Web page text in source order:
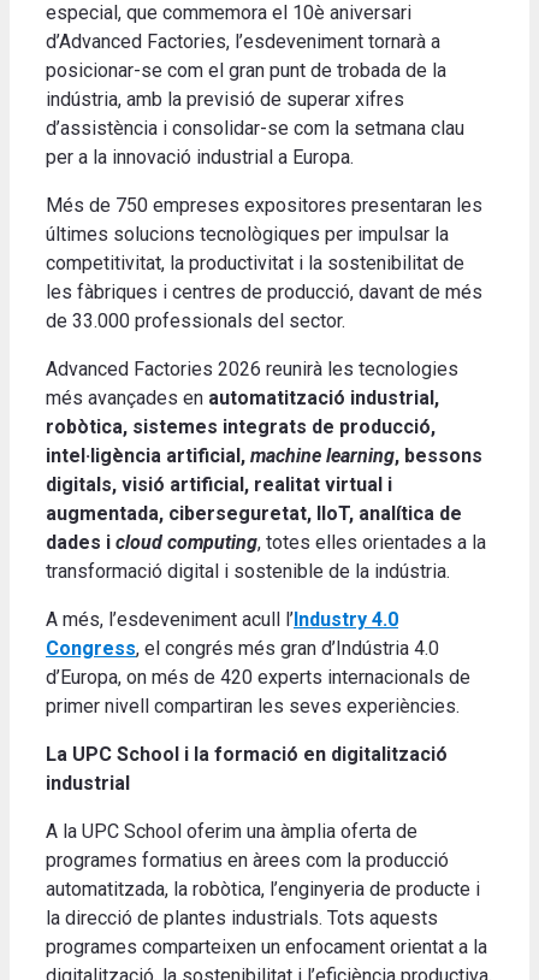
especial, que commemora el 10è aniversari
d’Advanced Factories, l’esdeveniment tornarà a
posicionar-se com el gran punt de trobada de la
indústria, amb la previsió de superar xifres
d’assistència i consolidar-se com la setmana clau
per a la innovació industrial a Europa.
Més de 750 empreses expositores presentaran les
últimes solucions tecnològiques per impulsar la
competitivitat, la productivitat i la sostenibilitat de
les fàbriques i centres de producció, davant de més
de 33.000 professionals del sector.
Advanced Factories 2026 reunirà les tecnologies
més avançades en automatització industrial,
robòtica, sistemes integrats de producció,
intel·ligència artificial, machine learning, bessons
digitals, visió artificial, realitat virtual i
augmentada, ciberseguretat, IIoT, analítica de
dades i cloud computing, totes elles orientades a la
transformació digital i sostenible de la indústria.
A més, l’esdeveniment acull l’ Industry 4.0
Congress, el congrés més gran d’Indústria 4.0
d’Europa, on més de 420 experts internacionals de
primer nivell compartiran les seves experiències.
La UPC School i la formació en digitalització
industrial
A la UPC School oferim una àmplia oferta de
programes formatius en àrees com la producció
automatitzada, la robòtica, l’enginyeria de producte i
la direcció de plantes industrials. Tots aquests
programes comparteixen un enfocament orientat a la